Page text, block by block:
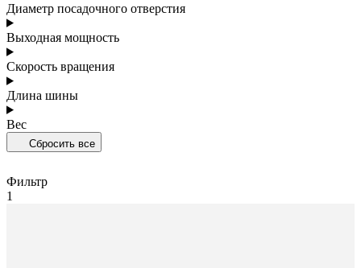
Диаметр посадочного отверстия
Выходная мощность
Скорость вращения
Длина шины
Вес
Сбросить все
Фильтр
1